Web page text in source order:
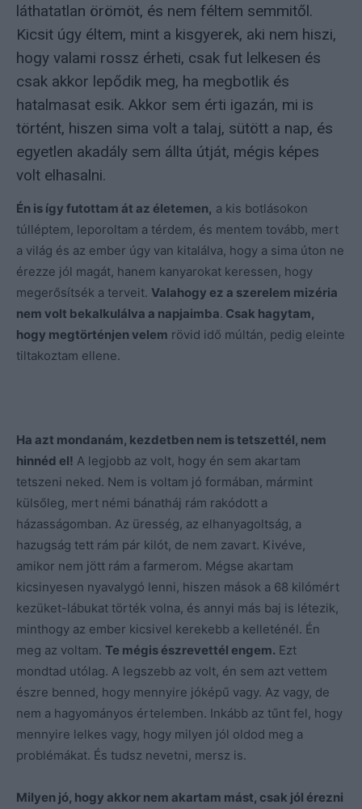
láthatatlan örömöt, és nem féltem semmitől.
Kicsit úgy éltem, mint a kisgyerek, aki nem hiszi,
hogy valami rossz érheti, csak fut lelkesen és
csak akkor lepődik meg, ha megbotlik és
hatalmasat esik. Akkor sem érti igazán, mi is
történt, hiszen sima volt a talaj, sütött a nap, és
egyetlen akadály sem állta útját, mégis képes
volt elhasalni.
Én is így futottam át az életemen, a kis botlásokon
túlléptem, leporoltam a térdem, és mentem tovább, mert
a világ és az ember úgy van kitalálva, hogy a sima úton ne
érezze jól magát, hanem kanyarokat keressen, hogy
megerősítsék a terveit. Valahogy ez a szerelem mizéria
nem volt bekalkulálva a napjaimba. Csak hagytam,
hogy megtörténjen velem rövid idő múltán, pedig eleinte
tiltakoztam ellene.
Ha azt mondanám, kezdetben nem is tetszettél, nem
hinnéd el! A legjobb az volt, hogy én sem akartam
tetszeni neked. Nem is voltam jó formában, mármint
külsőleg, mert némi bánatháj rám rakódott a
házasságomban. Az üresség, az elhanyagoltság, a
hazugság tett rám pár kilót, de nem zavart. Kivéve,
amikor nem jött rám a farmerom. Mégse akartam
kicsinyesen nyavalygó lenni, hiszen mások a 68 kilómért
kezüket-lábukat törték volna, és annyi más baj is létezik,
minthogy az ember kicsivel kerekebb a kelleténél. Én
meg az voltam. Te mégis észrevettél engem. Ezt
mondtad utólag. A legszebb az volt, én sem azt vettem
észre benned, hogy mennyire jóképű vagy. Az vagy, de
nem a hagyományos értelemben. Inkább az tűnt fel, hogy
mennyire lelkes vagy, hogy milyen jól oldod meg a
problémákat. És tudsz nevetni, mersz is.
Milyen jó, hogy akkor nem akartam mást, csak jól érezni